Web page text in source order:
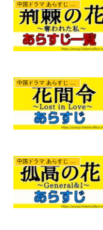
中国ドラマ あらすじ ネタバレ
中国ドラマ あらすじ ネタバレ